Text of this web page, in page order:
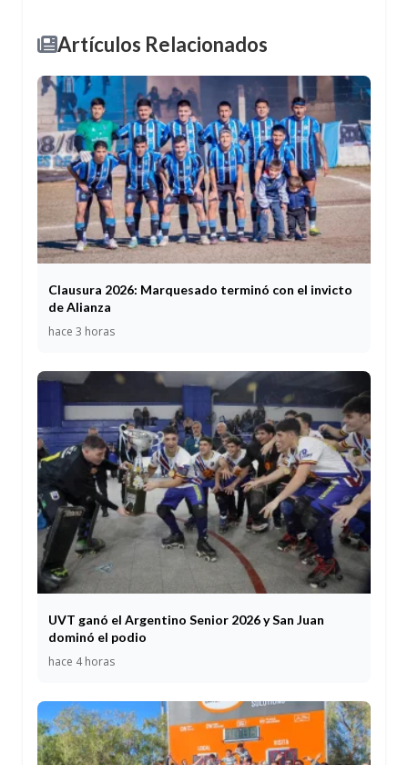
Artículos Relacionados
Clausura 2026: Marquesado terminó con el invicto
de Alianza
hace 3 horas
UVT ganó el Argentino Senior 2026 y San Juan
dominó el podio
hace 4 horas